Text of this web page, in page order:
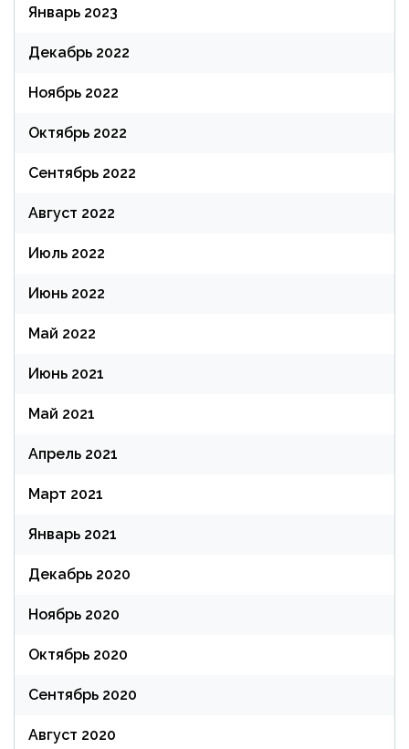
Январь 2023
Декабрь 2022
Ноябрь 2022
Октябрь 2022
Сентябрь 2022
Август 2022
Июль 2022
Июнь 2022
Май 2022
Июнь 2021
Май 2021
Апрель 2021
Март 2021
Январь 2021
Декабрь 2020
Ноябрь 2020
Октябрь 2020
Сентябрь 2020
Август 2020